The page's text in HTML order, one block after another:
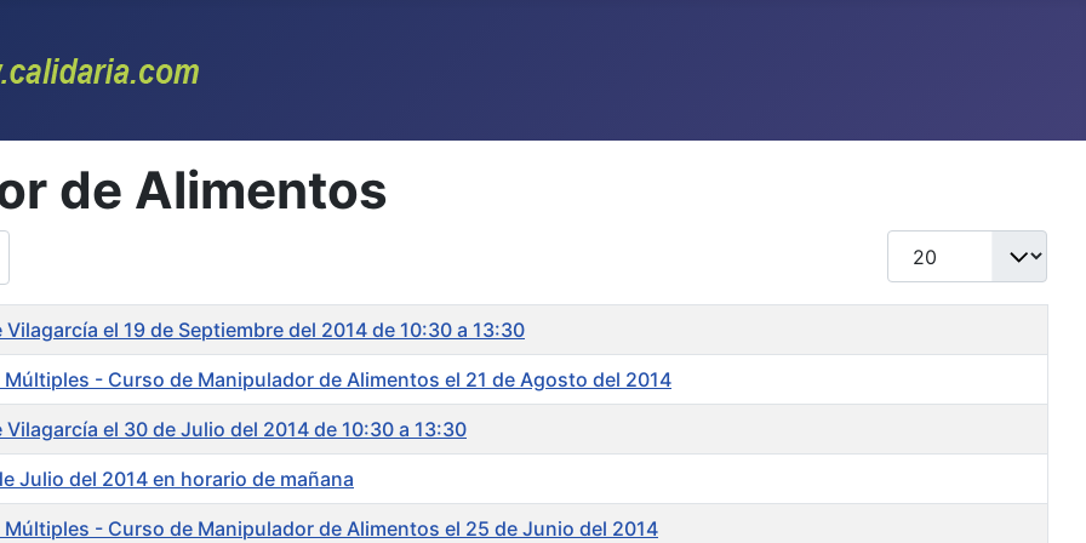
de Alimentos
Cantidad
el 19 de Septiembre del 2014 de 10:30 a 13:30
- Curso de Manipulador de Alimentos el 21 de Agosto del 2014
el 30 de Julio del 2014 de 10:30 a 13:30
Julio del 2014 en horario de mañana
- Curso de Manipulador de Alimentos el 25 de Junio del 2014